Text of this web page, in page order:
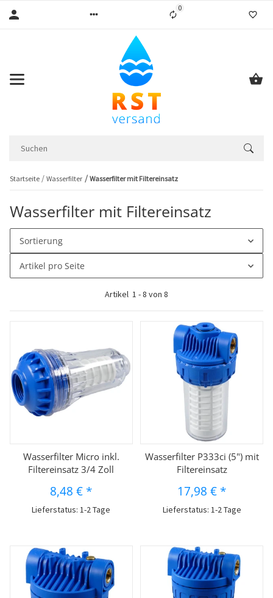
0Liste ist leer
Startseite Wasserfilter Wasserfilter mit Filtereinsatz
Wasserfilter mit Filtereinsatz
Sortierung
Artikel pro Seite
Artikel 1 -8 von 8
Wasserfilter Micro inkl.
Filtereinsatz 3/4 Zoll
8,48 € *
Lieferstatus: 1-2 Tage
Wasserfilter P333ci (5") mit
Filtereinsatz
17,98 € *
Lieferstatus: 1-2 Tage